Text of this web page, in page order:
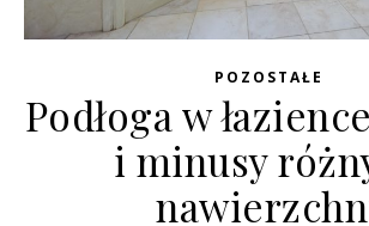
POZOSTAŁE
Podłoga w
i minusy